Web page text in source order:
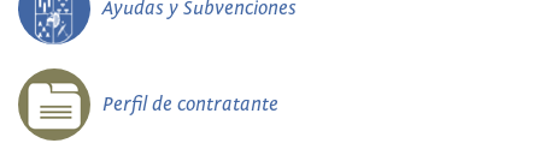
Ayudas y Subvenciones
Perfil de contratante